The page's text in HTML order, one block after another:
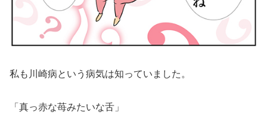
私も川崎病という病気は知っていました。
「真っ赤な苺みたいな舌」